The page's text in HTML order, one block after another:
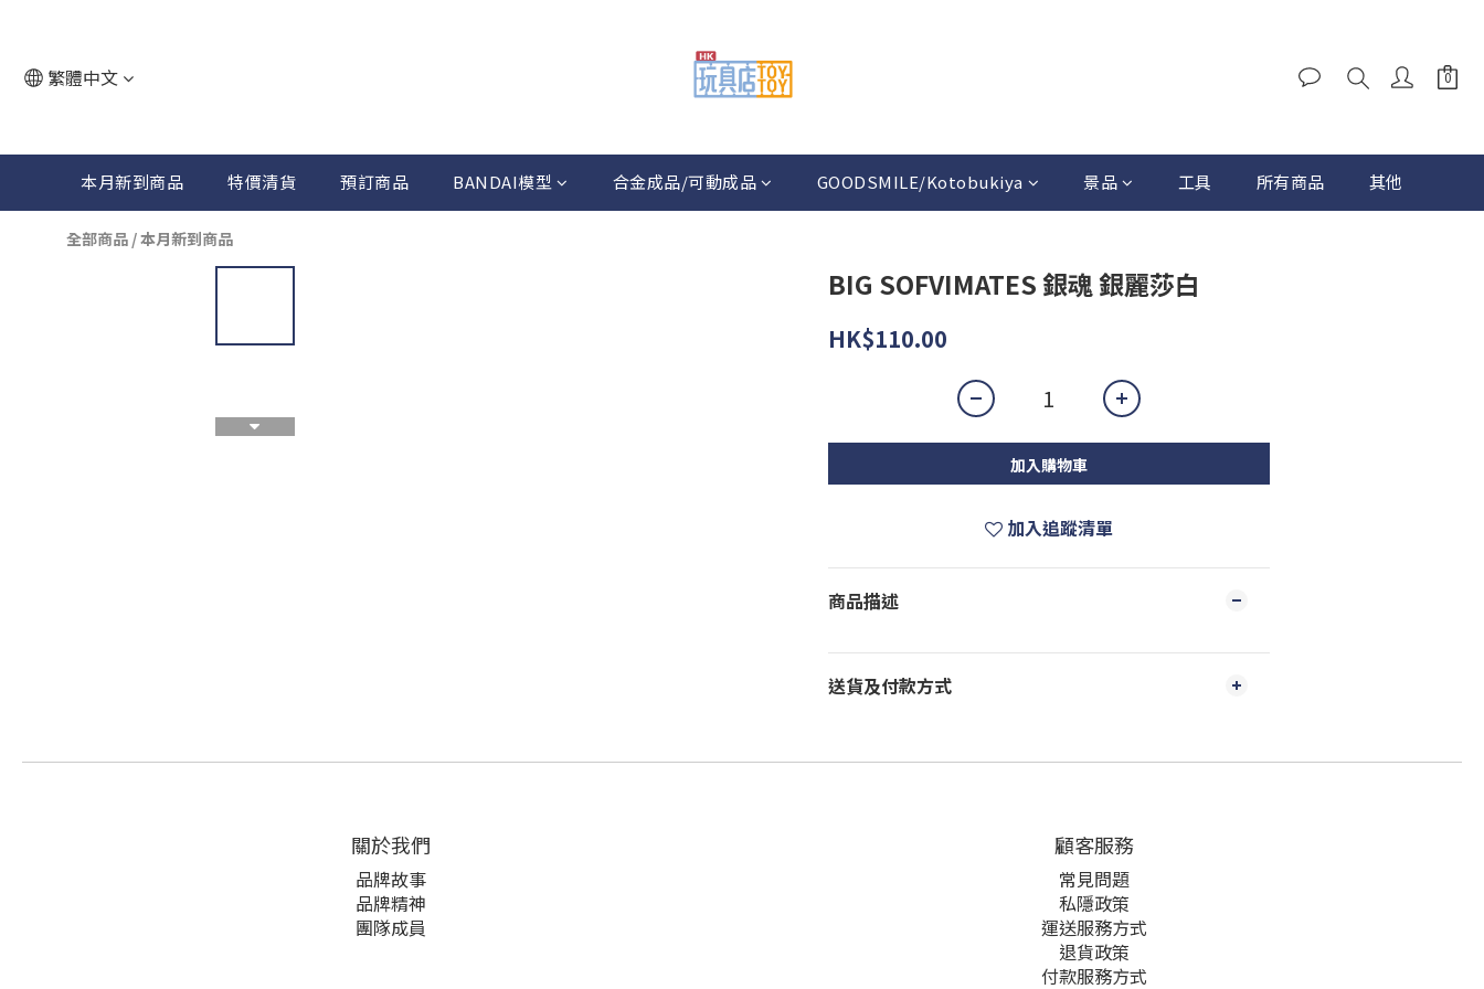
繁體中文
本月新到商品 特價清貨 預訂商品 BANDAI模型 合金成品/可動成品 GOODSMILE/Kotobukiya 景品 工具 所有商品 其他
全部商品 /本月新到商品
BIG SOFVIMATES 銀魂 銀麗莎白
HK$110.00
加入購物車
加入追蹤清單
商品描述
送貨及付款方式
關於我們
品牌故事
品牌精神
團隊成員
顧客服務
常見問題
私隱政策
運送服務方式
退貨政策
付款服務方式